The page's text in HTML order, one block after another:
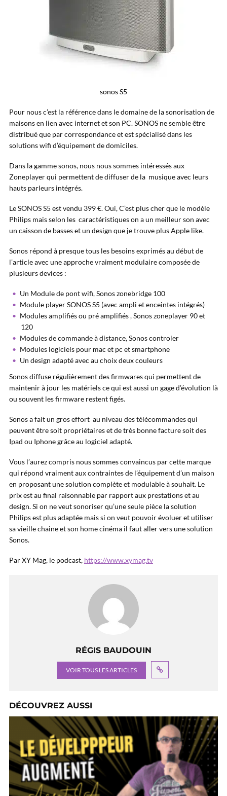
sonos S5
Pour nous c’est la référence dans le domaine de la sonorisation de
maisons en lien avec internet et son PC. SONOS ne semble être
distribué que par correspondance et est spécialisé dans les
solutions wifi d’équipement de domiciles.
Dans la gamme sonos, nous nous sommes intéressés aux
Zoneplayer qui permettent de diffuser de la musique avec leurs
hauts parleurs intégrés.
Le SONOS S5 est vendu 399 €. Oui, C’est plus cher que le modèle
Philips mais selon les caractéristiques on a un meilleur son avec
un caisson de basses et un design que je trouve plus Apple like.
Sonos répond à presque tous les besoins exprimés au début de
l’article avec une approche vraiment modulaire composée de
plusieurs devices :
Un Module de pont wifi, Sonos zonebridge 100
Module player SONOS S5 (avec ampli et enceintes intégrés)
Modules amplifiés ou pré amplifiés , Sonos zoneplayer 90 et
120
Modules de commande à distance, Sonos controler
Modules logiciels pour mac et pc et smartphone
Un design adapté avec au choix deux couleurs
Sonos diffuse régulièrement des firmwares qui permettent de
maintenir à jour les matériels ce qui est aussi un gage d’évolution là
ou souvent les firmware restent figés.
Sonos a fait un gros effort au niveau des télécommandes qui
peuvent être soit propriétaires et de très bonne facture soit des
Ipad ou Iphone grâce au logiciel adapté.
Vous l’aurez compris nous sommes convaincus par cette marque
qui répond vraiment aux contraintes de l’équipement d’un maison
en proposant une solution complète et modulable à souhait. Le
prix est au final raisonnable par rapport aux prestations et au
design. Si on ne veut sonoriser qu’une seule pièce la solution
Philips est plus adaptée mais si on veut pouvoir évoluer et utiliser
sa vieille chaine et son home cinéma il faut aller vers une solution
Sonos.
Par XY Mag, le podcast, https://www.xymag.tv
RÉGIS BAUDOUIN
VOIR TOUS LES ARTICLES
DÉCOUVREZ AUSSI